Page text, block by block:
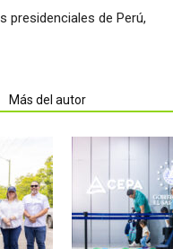
presidenciales de Perú,
Más del autor